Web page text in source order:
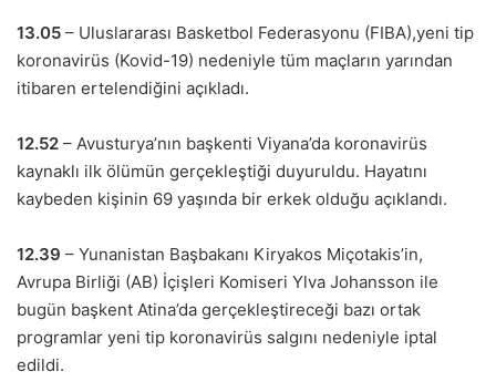
13.05 – Uluslararası Basketbol Federasyonu (FIBA),yeni tip
koronavirüs (Kovid-19) nedeniyle tüm maçların yarından
itibaren ertelendiğini açıkladı.
12.52 – Avusturya’nın başkenti Viyana’da koronavirüs
kaynaklı ilk ölümün gerçekleştiği duyuruldu. Hayatını
kaybeden kişinin 69 yaşında bir erkek olduğu açıklandı.
12.39 – Yunanistan Başbakanı Kiryakos Miçotakis’in,
Avrupa Birliği (AB) İçişleri Komiseri Ylva Johansson ile
bugün başkent Atina’da gerçekleştireceği bazı ortak
programlar yeni tip koronavirüs salgını nedeniyle iptal
edildi.